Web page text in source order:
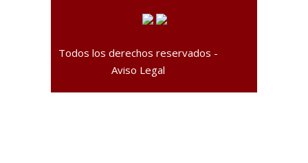
Todos los derechos reservados -
Aviso Legal